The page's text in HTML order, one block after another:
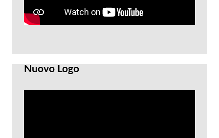
Nuovo Logo